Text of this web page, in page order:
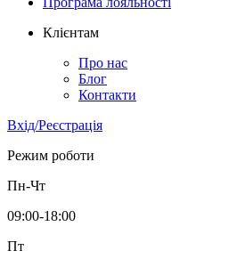
Клієнтам
Про нас
Блог
Контакти
Вхід/Реєстрація
Режим роботи
Пн-Чт
09:00-18:00
Пт